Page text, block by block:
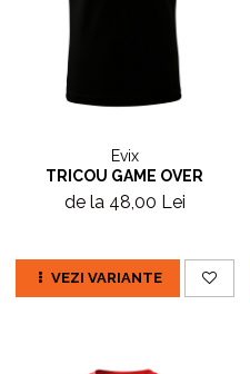
Evix
TRICOU GAME OVER
de la 48,00 Lei
VEZI VARIANTE